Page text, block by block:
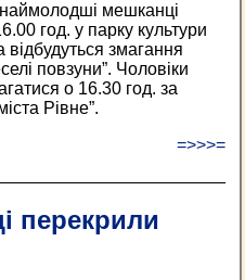
мешканці
год. у парку культури
змагання
повзуни”. Чоловіки
о 16.30 год. за
Рівне”.
=>>>=
перекрили